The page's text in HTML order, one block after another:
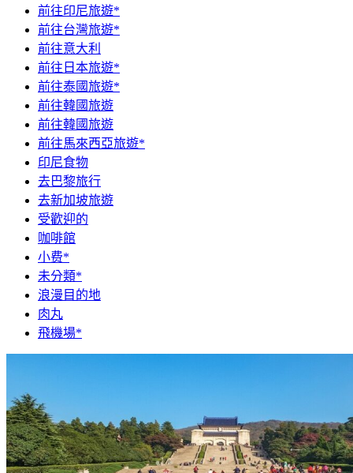
前往印尼旅遊*
前往台灣旅遊*
前往意大利
前往日本旅遊*
前往泰國旅遊*
前往韓國旅遊
前往韓國旅遊
前往馬來西亞旅遊*
印尼食物
去巴黎旅行
去新加坡旅遊
受歡迎的
咖啡館
小费*
未分類*
浪漫目的地
肉丸
飛機場*